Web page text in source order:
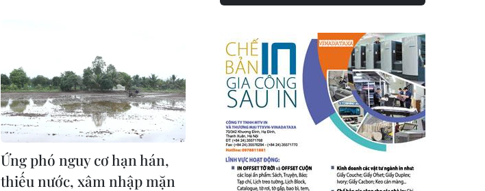
Ứng phó nguy cơ hạn hán,
thiếu nước, xâm nhập mặn